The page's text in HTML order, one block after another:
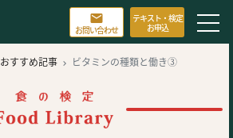

お問い合わせ
テキスト・検定
お申込
おすすめ記事  ビタミンの種類と働き③